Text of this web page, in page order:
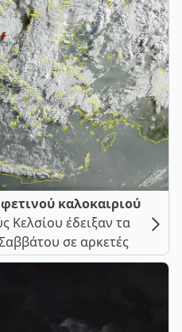
καλοκαιριού
Κελσίου έδειξαν τα
σε αρκετές